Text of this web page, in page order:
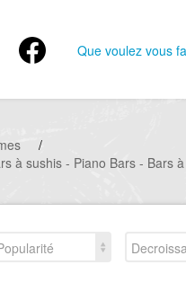
Que voulez vous
/
à sushis - Piano Bars - Bars